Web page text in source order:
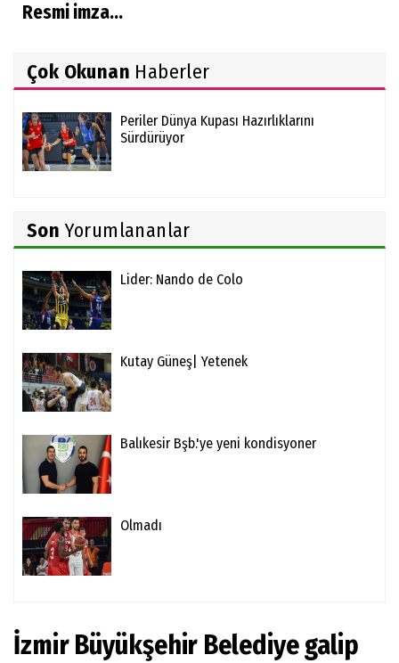
Resmi imza...
Çok Okunan Haberler
Periler Dünya Kupası Hazırlıklarını
Sürdürüyor
Son Yorumlananlar
Lider: Nando de Colo
Kutay Güneş| Yetenek
Balıkesir Bşb.'ye yeni kondisyoner
Olmadı
İzmir Büyükşehir Belediye galip